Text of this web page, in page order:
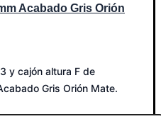
Acabado Gris Orión
y cajón altura F de
Gris Orión Mate.